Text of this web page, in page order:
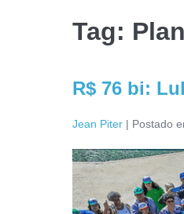
Tag:
R$ 76 bi:
Jean Piter | Postado